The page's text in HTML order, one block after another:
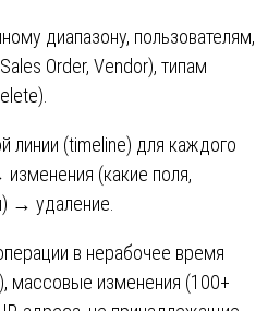
диапазону, пользователям,
Order, Vendor), типам
линии (timeline) для каждого
(какие поля,
→ удаление.
в нерабочее время
массовые изменения (100+